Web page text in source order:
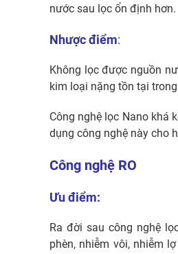
nước sau lọc ổn định hơn.
Nhược điểm:
Không lọc được nguồn
kim loại nặng tồn tại
Công nghệ lọc Nano khá
dụng công nghệ này cho
Công nghệ RO
Ưu điểm:
Ra đời sau công nghệ
phèn, nhiễm vôi, nhiễm